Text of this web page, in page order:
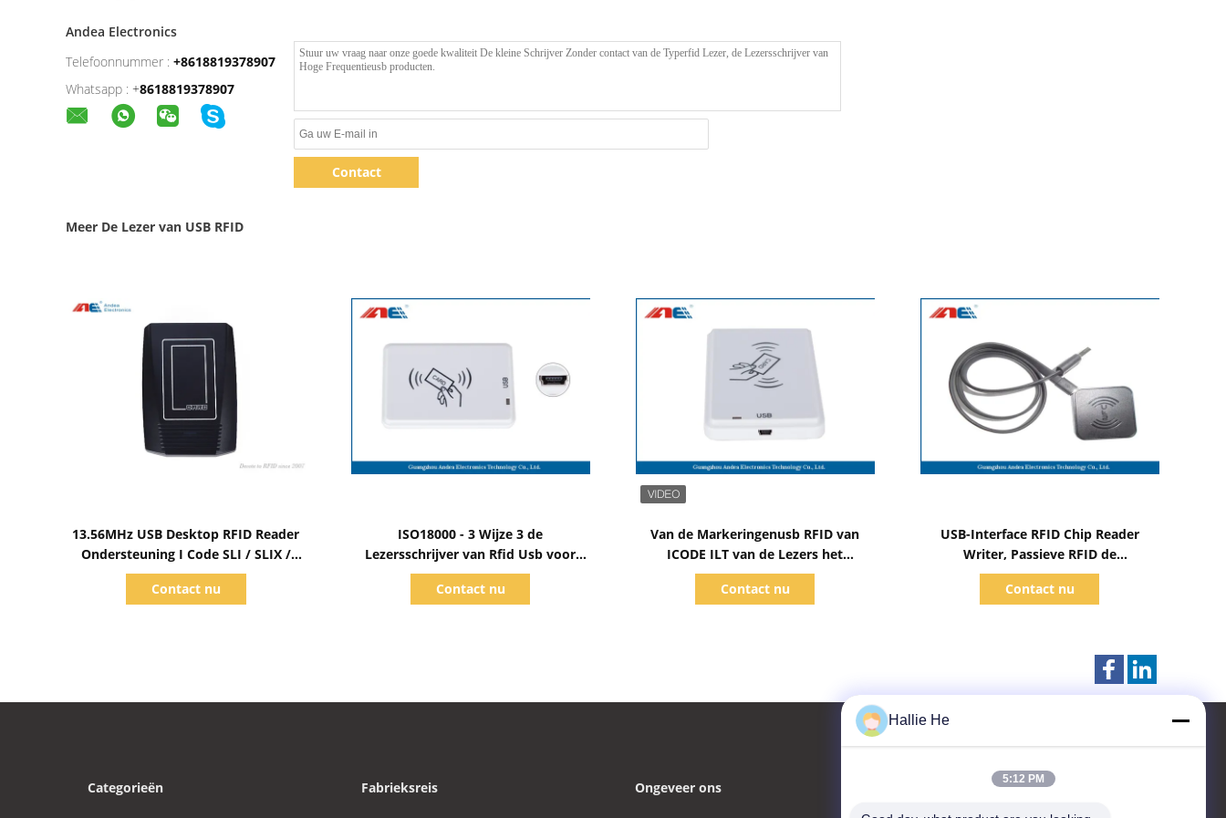
Andea Electronics
Telefoonnummer : +8618819378907
Whatsapp : +8618819378907
Contact
Meer De Lezer van USB RFID
13.56MHz USB Desktop RFID Reader
Ondersteuning I Code SLI / SLIX /
SLIX2 Chip
Contact nu
ISO18000 - 3 Wijze 3 de
Lezersschrijver van Rfid Usb voor
Rfid-het Etiketteren Systeem Micro-
Macht 200mW DC5V
Contact nu
Van de Markeringenusb RFID van
ICODE ILT van de Lezers het
Veelvoudige Protocollen
Gebruiksklare Type
Contact nu
USB-Interface RFID Chip Reader
Writer, Passieve RFID de
Markeringslezers van ICODE ILT
Contact nu
Categorieën Fabrieksreis Ongeveer ons Contacteer ons
Hallie He
5:12 PM